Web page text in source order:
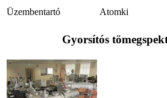
Üzembentartó Atomki
Gyorsítós